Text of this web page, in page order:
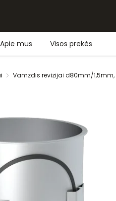
Apie mus Visos prekės
Vamzdis revizijai d80mm/